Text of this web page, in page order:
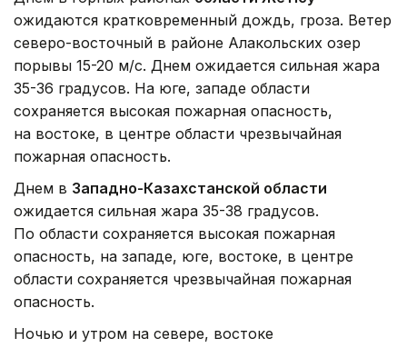
ожидаются кратковременный дождь, гроза. Ветер
северо-восточный в районе Алакольских озер
порывы 15-20 м/с. Днем ожидается сильная жара
35-36 градусов. На юге, западе области
сохраняется высокая пожарная опасность,
на востоке, в центре области чрезвычайная
пожарная опасность.
Днем в Западно-Казахстанской области
ожидается сильная жара 35-38 градусов.
По области сохраняется высокая пожарная
опасность, на западе, юге, востоке, в центре
области сохраняется чрезвычайная пожарная
опасность.
Ночью и утром на севере, востоке